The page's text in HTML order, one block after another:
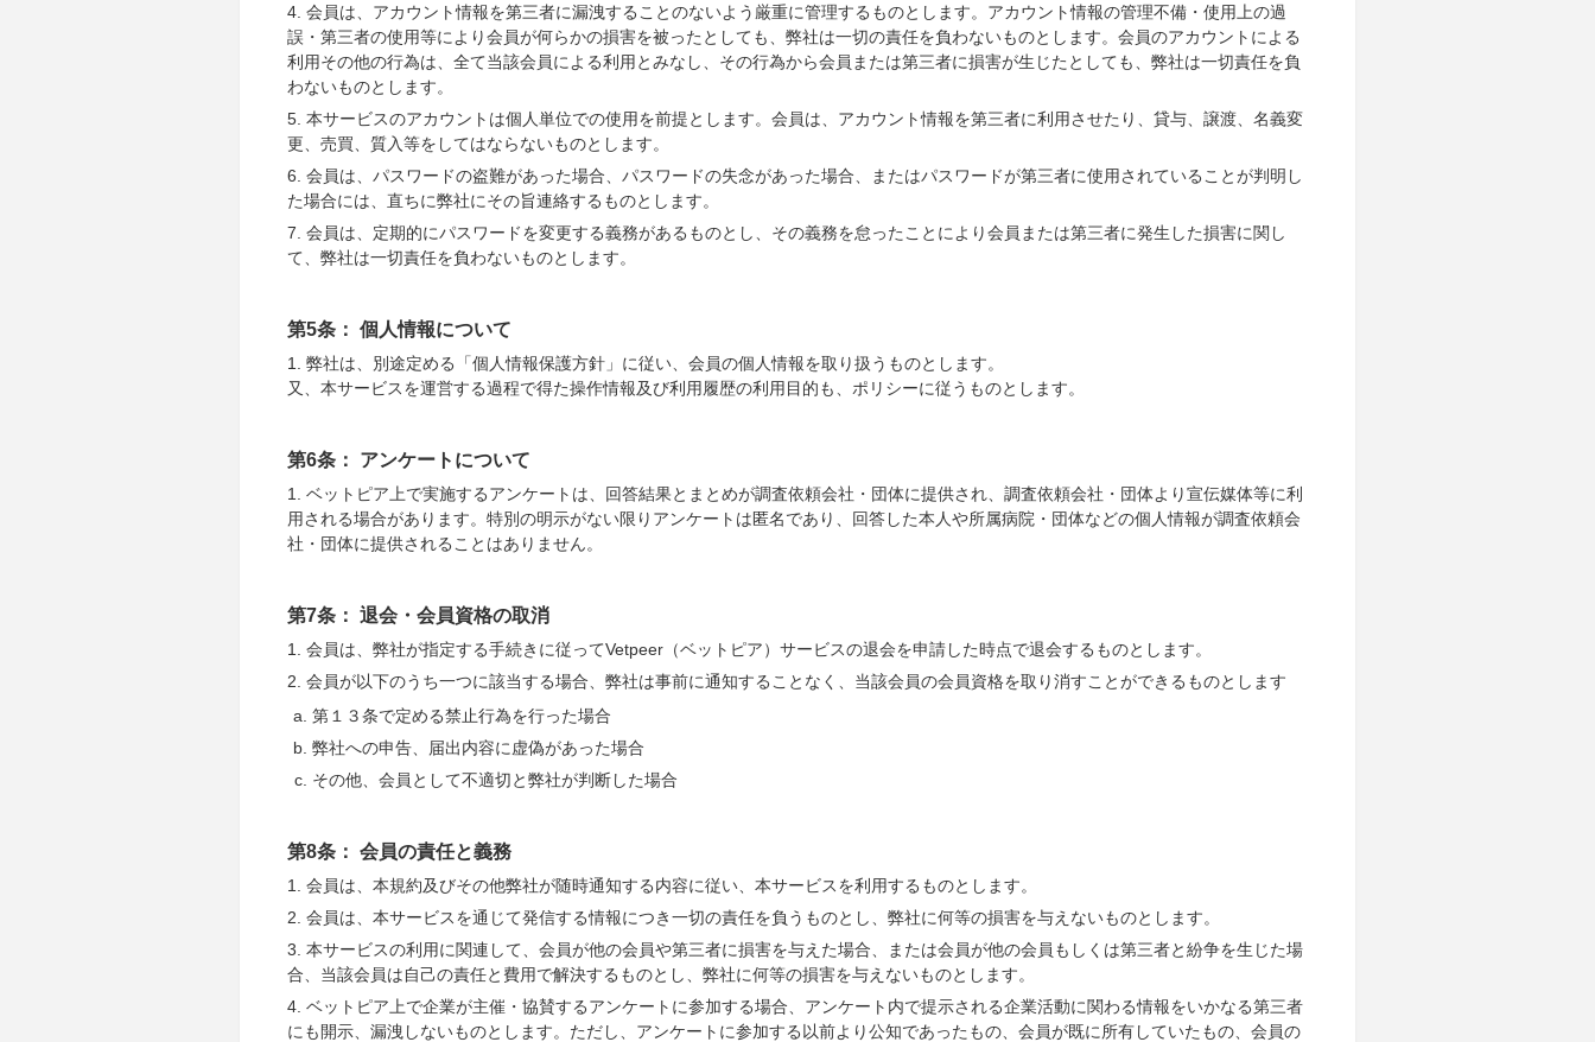
4. 会員は、アカウント情報を第三者に漏洩することのないよう厳重に管理するものとします。アカウント情報の管理不備・使用上の過
誤・第三者の使用等により会員が何らかの損害を被ったとしても、弊社は一切の責任を負わないものとします。会員のアカウントによる
利用その他の行為は、全て当該会員による利用とみなし、その行為から会員または第三者に損害が生じたとしても、弊社は一切責任を負
わないものとします。
5. 本サービスのアカウントは個人単位での使用を前提とします。会員は、アカウント情報を第三者に利用させたり、貸与、譲渡、名義変
更、売買、質入等をしてはならないものとします。
6. 会員は、パスワードの盗難があった場合、パスワードの失念があった場合、またはパスワードが第三者に使用されていることが判明し
た場合には、直ちに弊社にその旨連絡するものとします。
7. 会員は、定期的にパスワードを変更する義務があるものとし、その義務を怠ったことにより会員または第三者に発生した損害に関し
て、弊社は一切責任を負わないものとします。
第5条： 個人情報について
1. 弊社は、別途定める「個人情報保護方針」に従い、会員の個人情報を取り扱うものとします。
又、本サービスを運営する過程で得た操作情報及び利用履歴の利用目的も、ポリシーに従うものとします。
第6条： アンケートについて
1. ベットピア上で実施するアンケートは、回答結果とまとめが調査依頼会社・団体に提供され、調査依頼会社・団体より宣伝媒体等に利
用される場合があります。特別の明示がない限りアンケートは匿名であり、回答した本人や所属病院・団体などの個人情報が調査依頼会
社・団体に提供されることはありません。
第7条： 退会・会員資格の取消
1. 会員は、弊社が指定する手続きに従ってVetpeer（ベットピア）サービスの退会を申請した時点で退会するものとします。
2. 会員が以下のうち一つに該当する場合、弊社は事前に通知することなく、当該会員の会員資格を取り消すことができるものとします
第１３条で定める禁止行為を行った場合
弊社への申告、届出内容に虚偽があった場合
その他、会員として不適切と弊社が判断した場合
第8条： 会員の責任と義務
1. 会員は、本規約及びその他弊社が随時通知する内容に従い、本サービスを利用するものとします。
2. 会員は、本サービスを通じて発信する情報につき一切の責任を負うものとし、弊社に何等の損害を与えないものとします。
3. 本サービスの利用に関連して、会員が他の会員や第三者に損害を与えた場合、または会員が他の会員もしくは第三者と紛争を生じた場
合、当該会員は自己の責任と費用で解決するものとし、弊社に何等の損害を与えないものとします。
4. ベットピア上で企業が主催・協賛するアンケートに参加する場合、アンケート内で提示される企業活動に関わる情報をいかなる第三者
にも開示、漏洩しないものとします。ただし、アンケートに参加する以前より公知であったもの、会員が既に所有していたもの、会員の